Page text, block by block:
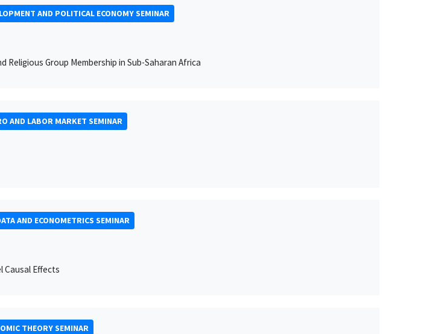
AND POLITICAL ECONOMY SEMINAR
Religious Group Membership in Sub-Saharan Africa
AND LABOR MARKET SEMINAR
AND ECONOMETRICS SEMINAR
Causal Effects
THEORY SEMINAR